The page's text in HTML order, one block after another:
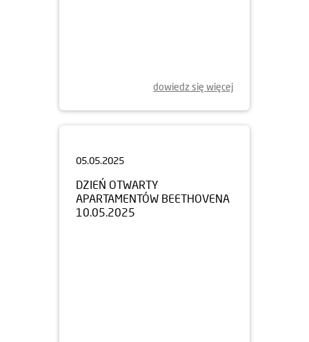
dowiedz się więcej
DZIEŃ OTWARTY
APARTAMENTÓW BEETHOVENA
10.05.2025